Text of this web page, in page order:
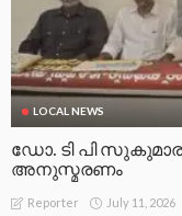
LOCAL NEWS
ഡോ. ടി പി
അനുസ്മരണം
Reporter July 11, 2026